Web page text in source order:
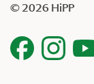
© 2026 HiPP